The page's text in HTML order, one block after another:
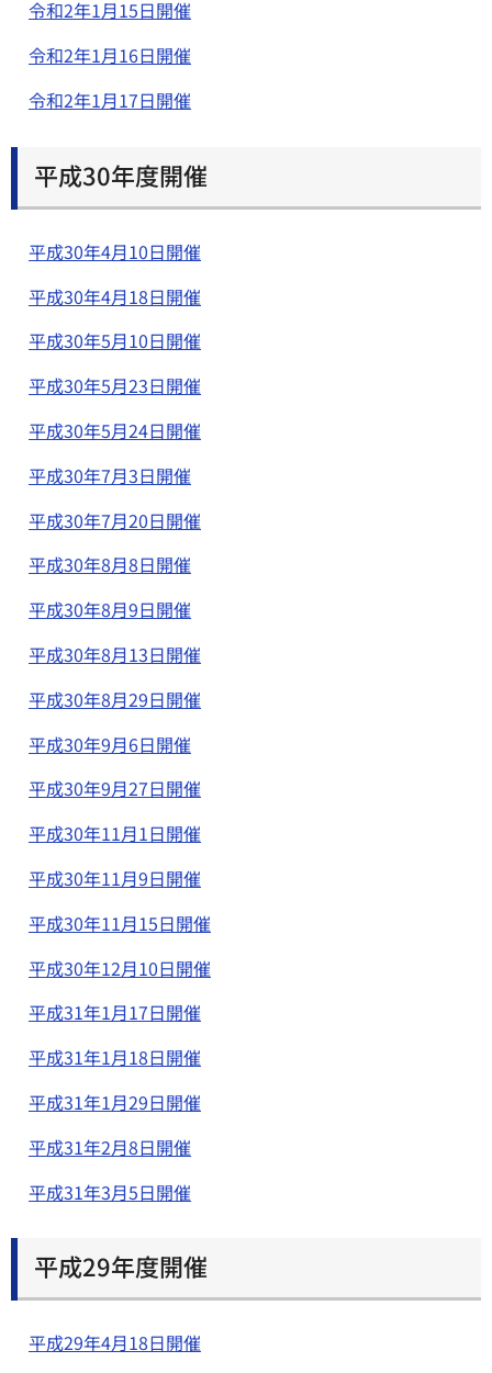
令和2年1月15日開催
令和2年1月16日開催
令和2年1月17日開催
平成30年度開催
平成30年4月10日開催
平成30年4月18日開催
平成30年5月10日開催
平成30年5月23日開催
平成30年5月24日開催
平成30年7月3日開催
平成30年7月20日開催
平成30年8月8日開催
平成30年8月9日開催
平成30年8月13日開催
平成30年8月29日開催
平成30年9月6日開催
平成30年9月27日開催
平成30年11月1日開催
平成30年11月9日開催
平成30年11月15日開催
平成30年12月10日開催
平成31年1月17日開催
平成31年1月18日開催
平成31年1月29日開催
平成31年2月8日開催
平成31年3月5日開催
平成29年度開催
平成29年4月18日開催